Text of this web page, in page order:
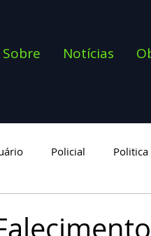
Sobre Notícias
Policial Politica